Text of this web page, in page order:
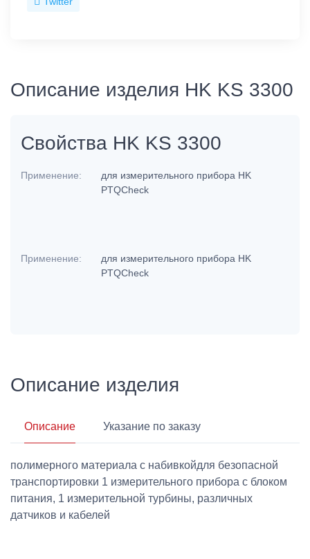
Описание изделия HK KS 3300
Свойства HK KS 3300
Применение:
для измерительного прибора HK
PTQCheck
Применение:
для измерительного прибора HK
PTQCheck
Описание изделия
Описание Указание по заказу
полимерного материала с набивкойдля безопасной
транспортировки 1 измерительного прибора с блоком
питания, 1 измерительной турбины, различных
датчиков и кабелей